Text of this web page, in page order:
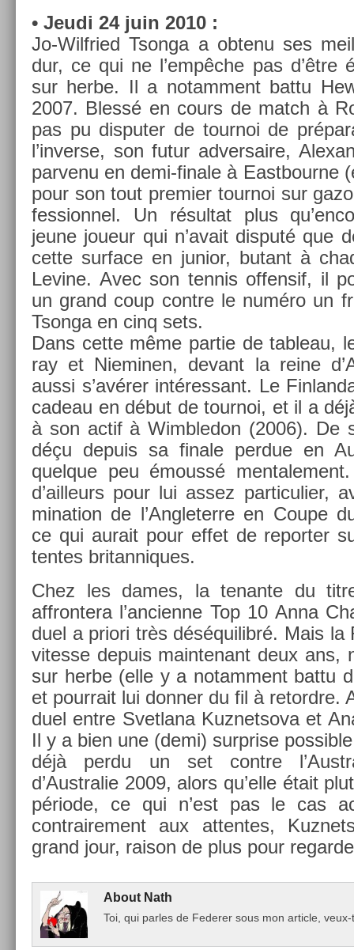
• Jeudi 24 juin 2010 :
Jo-Wilfried Tson­ga a ob­tenu ses
dur, ce qui ne l’empêche pas d’être
sur herbe. Il a notam­ment battu
2007. Blessé en cours de match à
pas pu dis­put­er de tour­noi de
l’in­verse, son futur ad­versaire,
par­venu en demi-finale à Eas­tbour­ne
pour son tout pre­mi­er tour­noi sur
fes­sion­nel. Un résul­tat plus
jeune joueur qui n’avait dis­puté que
cette sur­face en junior, butant à
Levine. Avec son ten­nis of­fen­sif, il
un grand coup con­tre le numéro un
Tson­ga en cinq sets.
Dans cette même par­tie de tab­leau,
ray et Niemin­en, de­vant la reine
aussi s’avérer in­téres­sant. Le
cadeau en début de tour­noi, et il a
à son actif à Wimbledon (2006). De
déçu de­puis sa fin­ale per­due en
quel­que peu émoussé
d’ail­leurs pour lui assez par­ticuli­er,
mina­tion de l’Angleter­re en Coupe
ce qui aurait pour effet de re­port­er
tentes britan­niques.
Chez les dames, la tenan­te du
affron­tera l’an­cien­ne Top 10 Anna
duel a priori très déséquilibré. Mais la
vites­se de­puis main­tenant deux ans,
sur herbe (elle y a notam­ment battu
et pour­rait lui donn­er du fil à re­tordre.
duel entre Svet­lana Kuz­netsova et
Il y a bien une (demi) sur­pr­ise
déjà perdu un set con­tre
d’Australie 2009, alors qu’elle était
période, ce qui n’est pas le cas
contra­ire­ment aux at­tentes,
grand jour, raison de plus pour
About Nath
Toi, qui par­les de Feder­er sous mon ar­ticle,